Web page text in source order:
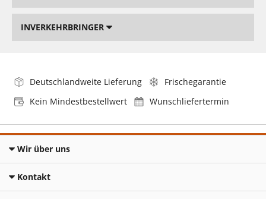
INVERKEHRBRINGER
Deutschlandweite Lieferung
Frischegarantie
Kein Mindestbestellwert
Wunschliefertermin
Wir über uns
Kontakt